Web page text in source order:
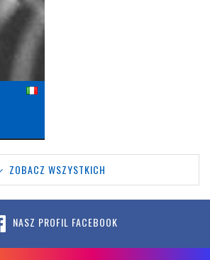
ZOBACZ WSZYSTKICH
NASZ PROFIL FACEBOOK